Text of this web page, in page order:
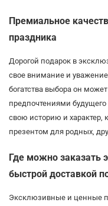
Премиальное
праздника
Дорогой подарок в
свое внимание и
богатства выбора он
предпочтениями
свою историю и характер,
презентом для родных,
Где можно заказать
быстрой доставкой
Эксклюзивные и ценные